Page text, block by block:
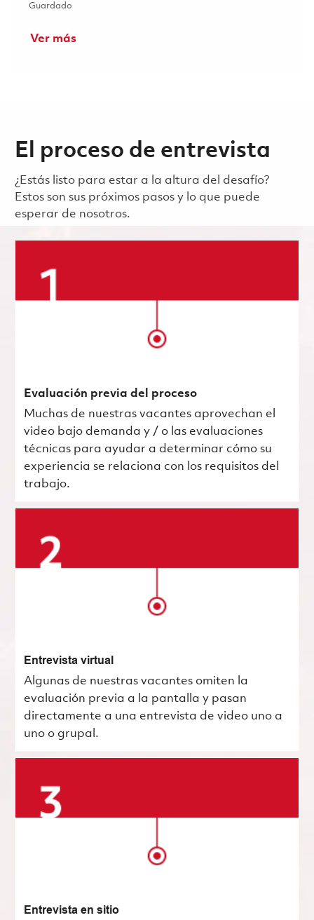
GuardadoGuardado Gestionnaire d'événements AOG CFirst |
Ver más
El proceso de entrevista
¿Estás listo para estar a la altura del desafío?
Estos son sus próximos pasos y lo que puede
esperar de nosotros.
Evaluación previa del proceso
Muchas de nuestras vacantes aprovechan el
video bajo demanda y / o las evaluaciones
técnicas para ayudar a determinar cómo su
experiencia se relaciona con los requisitos del
trabajo.
Entrevista virtual
Algunas de nuestras vacantes omiten la
evaluación previa a la pantalla y pasan
directamente a una entrevista de video uno a
uno o grupal.
Entrevista en sitio